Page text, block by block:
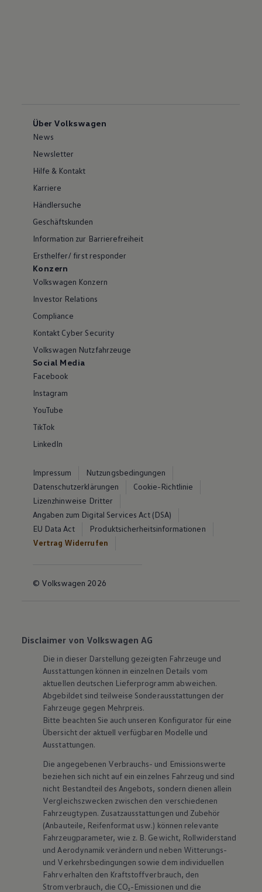
Über Volkswagen
News
Newsletter
Hilfe & Kontakt
Karriere
Händlersuche
Geschäftskunden
Information zur Barrierefreiheit
Ersthelfer/ first responder
Konzern
Volkswagen Konzern
Investor Relations
Compliance
Kontakt Cyber Security
Volkswagen Nutzfahrzeuge
Social Media
Facebook
Instagram
YouTube
TikTok
LinkedIn
Impressum
Nutzungsbedingungen
Datenschutzerklärungen
Cookie-Richtlinie
Lizenzhinweise Dritter
Angaben zum Digital Services Act (DSA)
EU Data Act
Produktsicherheitsinformationen
Vertrag Widerrufen
© Volkswagen 2026
Disclaimer von Volkswagen AG
Die in dieser Darstellung gezeigten Fahrzeuge und
Ausstattungen können in einzelnen Details vom
aktuellen deutschen Lieferprogramm abweichen.
Abgebildet sind teilweise Sonderausstattungen der
Fahrzeuge gegen Mehrpreis.
Bitte beachten Sie auch unseren Konfigurator für eine
Übersicht der aktuell verfügbaren Modelle und
Ausstattungen.
Die angegebenen Verbrauchs- und Emissionswerte
beziehen sich nicht auf ein einzelnes Fahrzeug und sind
nicht Bestandteil des Angebots, sondern dienen allein
Vergleichszwecken zwischen den verschiedenen
Fahrzeugtypen. Zusatzausstattungen und Zubehör
(Anbauteile, Reifenformat usw.) können relevante
Fahrzeugparameter, wie z. B. Gewicht, Rollwiderstand
und Aerodynamik verändern und neben Witterungs-
und Verkehrsbedingungen sowie dem individuellen
Fahrverhalten den Kraftstoffverbrauch, den
Stromverbrauch, die CO₂-Emissionen und die